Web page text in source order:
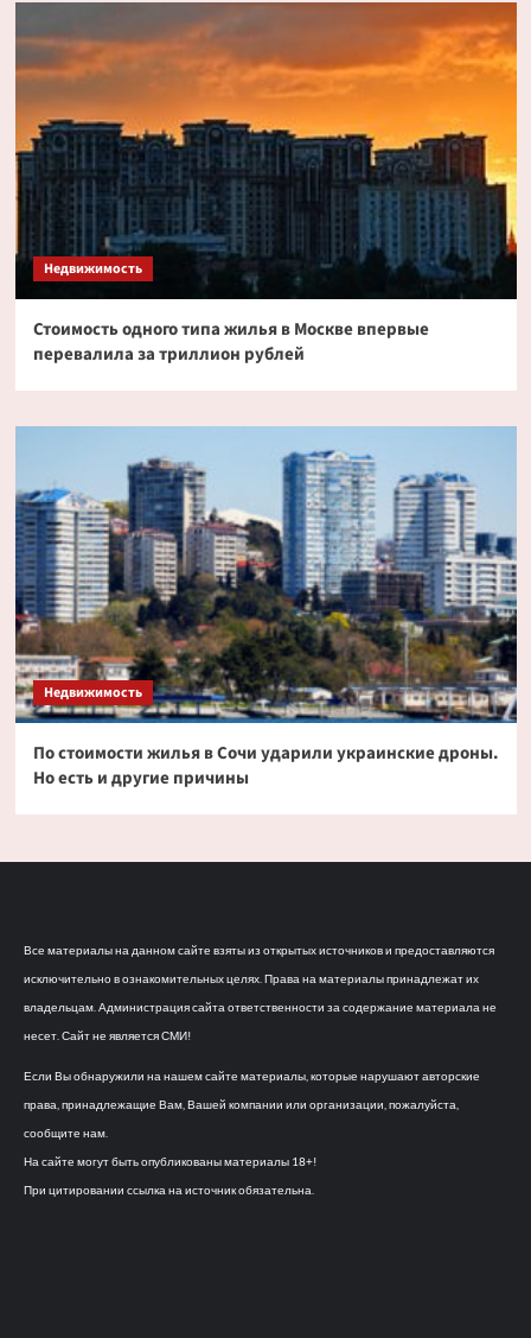
Недвижимость
Стоимость одного типа жилья в Москве впервые
перевалила за триллион рублей
Недвижимость
По стоимости жилья в Сочи ударили украинские дроны.
Но есть и другие причины
Все материалы на данном сайте взяты из открытых источников и предоставляются
исключительно в ознакомительных целях. Права на материалы принадлежат их
владельцам. Администрация сайта ответственности за содержание материала не
несет. Сайт не является СМИ!
Если Вы обнаружили на нашем сайте материалы, которые нарушают авторские
права, принадлежащие Вам, Вашей компании или организации, пожалуйста,
сообщите нам.
На сайте могут быть опубликованы материалы 18+!
При цитировании ссылка на источник обязательна.